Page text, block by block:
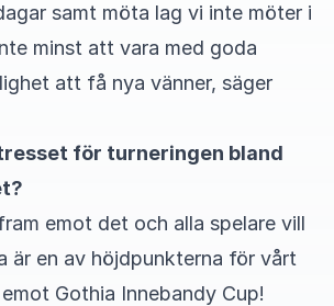
samt möta lag vi inte möter i
minst att vara med goda
att få nya vänner, säger
för turneringen bland
emot det och alla spelare vill
är en av höjdpunkterna för vårt
Gothia Innebandy Cup!